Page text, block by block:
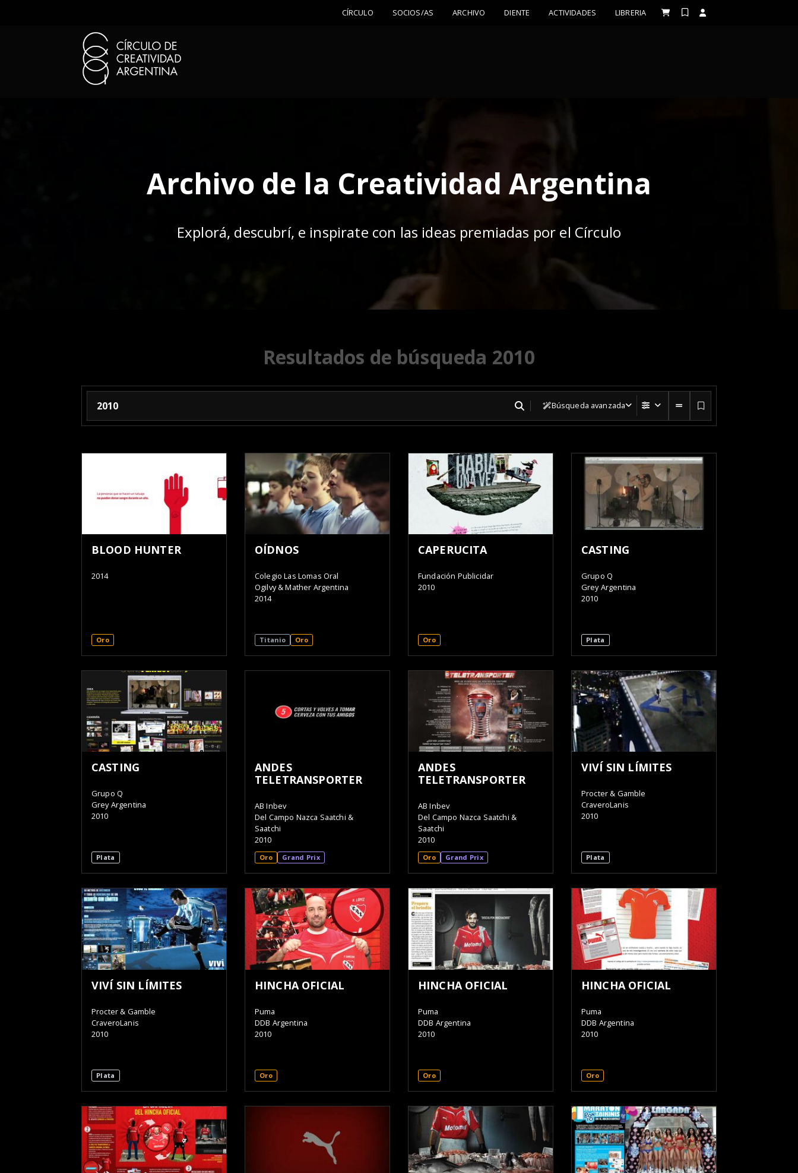
CÍRCULO SOCIOS/AS ARCHIVO DIENTE ACTIVIDADES LIBRERIA
Archivo de la Creatividad Argentina
Explorá, descubrí, e inspirate con las ideas premiadas por el Círculo
Resultados de búsqueda 2010
Búsqueda avanzada
BLOOD HUNTER
2014
Oro
OÍDNOS
Colegio Las Lomas Oral
Ogilvy & Mather Argentina
2014
Titanio Oro
CAPERUCITA
Fundación Publicidar
2010
Oro
CASTING
Grupo Q
Grey Argentina
2010
Plata
CASTING
Grupo Q
Grey Argentina
2010
Plata
ANDES
TELETRANSPORTER
AB Inbev
Del Campo Nazca Saatchi &
Saatchi
2010
Oro Grand Prix
ANDES
TELETRANSPORTER
AB Inbev
Del Campo Nazca Saatchi &
Saatchi
2010
Oro Grand Prix
VIVÍ SIN LÍMITES
Procter & Gamble
CraveroLanis
2010
Plata
VIVÍ SIN LÍMITES
Procter & Gamble
CraveroLanis
2010
Plata
HINCHA OFICIAL
Puma
DDB Argentina
2010
Oro
HINCHA OFICIAL
Puma
DDB Argentina
2010
Oro
HINCHA OFICIAL
Puma
DDB Argentina
2010
Oro